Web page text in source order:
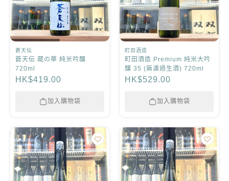
蒼天伝
蒼天伝 蔵の華 純米吟釀
720ml
HK$419.00
加入購物袋
町田酒造
町田酒造 Premium 純米大吟
釀 35 (無濾過生酒) 720ml
HK$529.00
加入購物袋